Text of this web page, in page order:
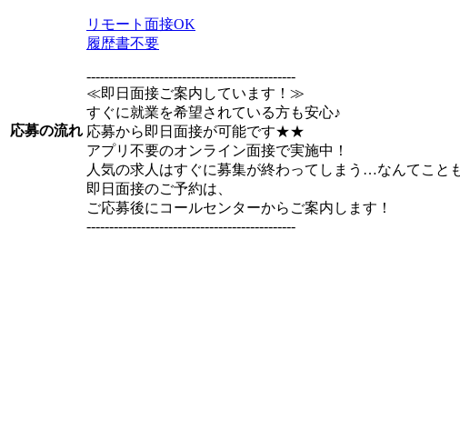
応募の流れ
リモート面接OK
履歴書不要
----------------------------------------------
≪即日面接ご案内しています！≫
すぐに就業を希望されている方も安心♪
応募から即日面接が可能です★★
アプリ不要のオンライン面接で実施中！
人気の求人はすぐに募集が終わってしまう…なんてこと
即日面接のご予約は、
ご応募後にコールセンターからご案内します！
----------------------------------------------